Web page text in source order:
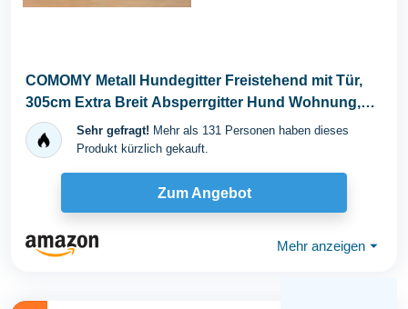
COMOMY Metall Hundegitter Freistehend mit Tür,
305cm Extra Breit Absperrgitter Hund Wohnung,
81cm...
Sehr gefragt! Mehr als 131 Personen haben dieses
Produkt kürzlich gekauft.
Zum Angebot
Mehr anzeigen ⏷